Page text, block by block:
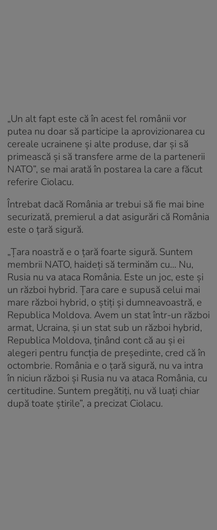
„Un alt fapt este că în acest fel românii vor
putea nu doar să participe la aprovizionarea cu
cereale ucrainene și alte produse, dar și să
primească și să transfere arme de la partenerii
NATO”, se mai arată în postarea la care a făcut
referire Ciolacu.
Întrebat dacă România ar trebui să fie mai bine
securizată, premierul a dat asigurări că România
este o ţară sigură.
„Ţara noastră e o ţară foarte sigură. Suntem
membrii NATO, haideţi să terminăm cu… Nu,
Rusia nu va ataca România. Este un joc, este şi
un război hybrid. Ţara care e supusă celui mai
mare război hybrid, o ştiţi şi dumneavoastră, e
Republica Moldova. Avem un stat într-un război
armat, Ucraina, şi un stat sub un război hybrid,
Republica Moldova, ţinând cont că au şi ei
alegeri pentru funcţia de preşedinte, cred că în
octombrie. România e o ţară sigură, nu va intra
în niciun război şi Rusia nu va ataca România, cu
certitudine. Suntem pregătiţi, nu vă luaţi chiar
după toate ştirile”, a precizat Ciolacu.